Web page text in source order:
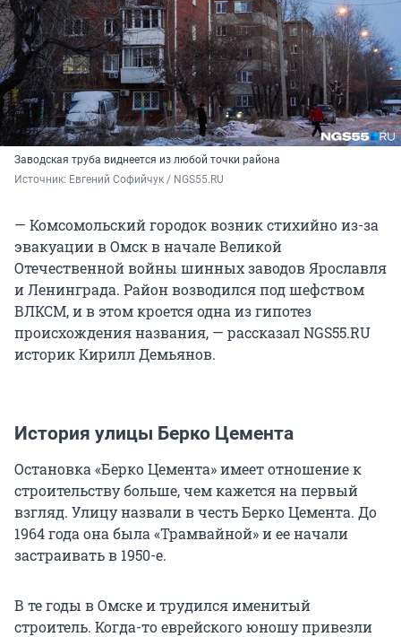
Заводская труба виднеется из любой точки района
Источник: Евгений Софийчук / NGS55.RU
— Комсомольский городок возник стихийно из-за
эвакуации в Омск в начале Великой
Отечественной войны шинных заводов Ярославля
и Ленинграда. Район возводился под шефством
ВЛКСМ, и в этом кроется одна из гипотез
происхождения названия, — рассказал NGS55.RU
историк Кирилл Демьянов.
История улицы Берко Цемента
Остановка «Берко Цемента» имеет отношение к
строительству больше, чем кажется на первый
взгляд. Улицу назвали в честь Берко Цемента. До
1964 года она была «Трамвайной» и ее начали
застраивать в 1950-е.
В те годы в Омске и трудился именитый
строитель. Когда-то еврейского юношу привезли